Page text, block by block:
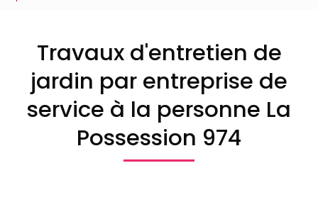
Travaux d'entretien de
jardin par entreprise de
service à la personne La
Possession 974